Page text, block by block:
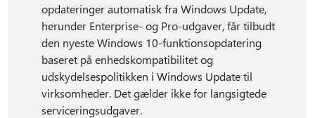
opdateringer automatisk fra Windows Update,
herunder Enterprise- og Pro-udgaver, får tilbudt
den nyeste Windows 10-funktionsopdatering
baseret på enhedskompatibilitet og
udskydelsespolitikken i Windows Update til
virksomheder. Det gælder ikke for langsigtede
serviceringsudgaver.